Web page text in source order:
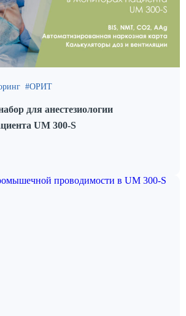
ОРИТ
для анестезиологии
UM 300-S